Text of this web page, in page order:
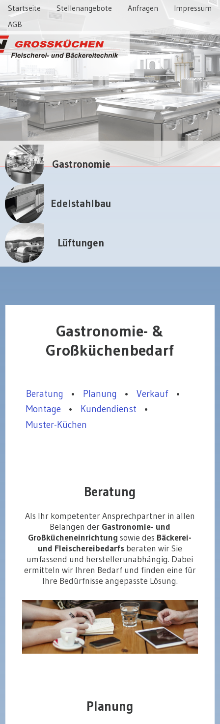
Startseite Stellenangebote Anfragen
Impressum
AGB
Gastronomie
Edelstahlbau
Lüftungen
Gastronomie- &
Großküchenbedarf
Beratung • Planung • Verkauf
•
Montage
• Kundendienst
•
Muster-Küchen
Beratung
Als Ihr kompetenter Ansprechpartner in allen
Belangen der Gastronomie- und
Großkücheneinrichtung sowie des Bäckerei-
und Fleischereibedarfsberaten wir Sie
umfassend und herstellerunabhängig. Dabei
ermitteln wir Ihren Bedarf und finden eine für
Ihre Bedürfnisse angepasste Lösung.
Planung